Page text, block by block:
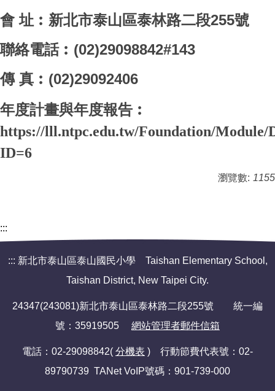
會 址︰新北市泰山區泰林路二段255號
聯絡電話︰(02)29098842#143
傳 真︰(02)29092406
年度計畫與年度報告︰
https://lll.ntpc.edu.tw/Foundation/Module/
ID=6
瀏覽數: 1155
:::
::: 新北市泰山區泰山國民小學 Taishan Elementary School,
Taishan District, New Taipei City.
24347(243081)新北市泰山區泰林路二段255號 統一編
號：35919505 網站管理者郵件信箱
電話：02-29098842( 分機表 ) 行動節費代表號：02-
89790739 TANet VoIP號碼：901-739-000